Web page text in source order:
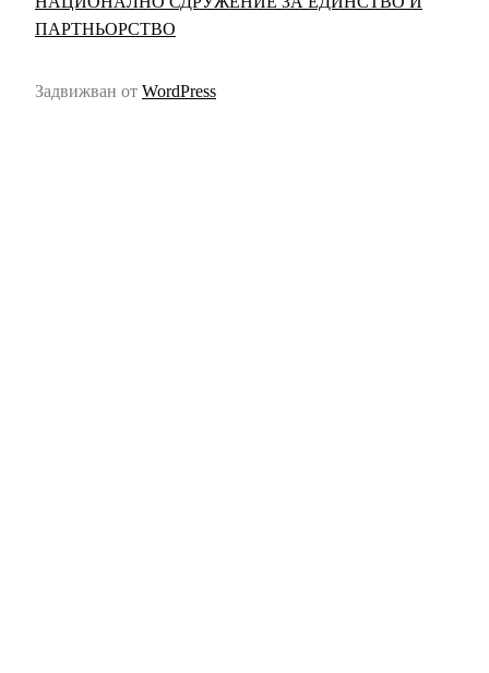
ПАРТНЬОРСТВО
Задвижван от WordPress